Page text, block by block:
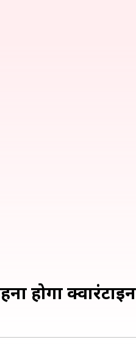
होगा क्वारंटाइन